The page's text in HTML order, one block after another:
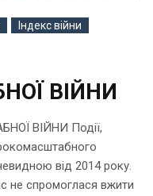
Індекс війни
ВІЙНИ
ВІЙНИ Події,
від 2014 року.
не спромоглася вжити